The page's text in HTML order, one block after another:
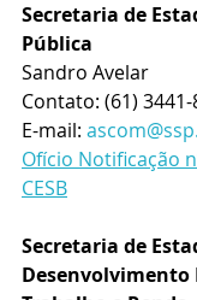
Secretaria de
Pública
Sandro Avelar
Contato: (61)
E-mail:
Ofício Notificação
CESB
Secretaria de
Desenvolvimento